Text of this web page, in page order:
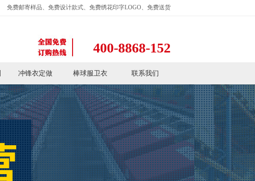
免费邮寄样品、免费设计款式、免费绣花印字LOGO、免费送货
400-8868-152
冲锋衣定做 棒球服卫衣 联系我们